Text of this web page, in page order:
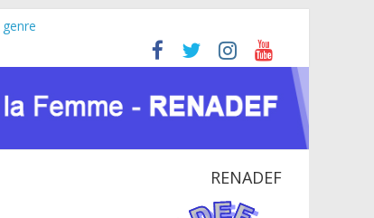
pour la paix et le dialogue national
VIH et des crises humanitaires
RENADEF